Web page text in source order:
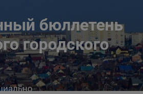
бюллетень
городского